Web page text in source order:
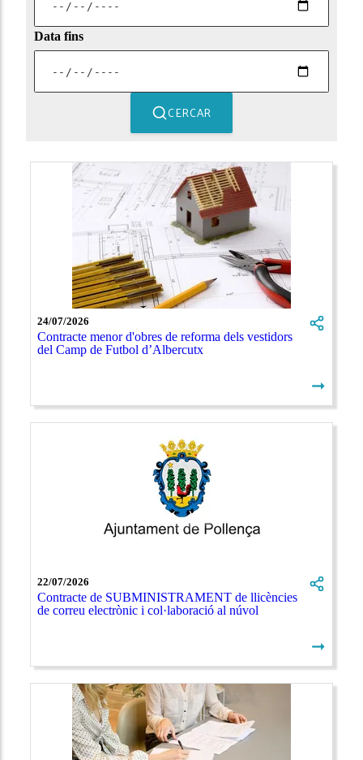
Data fins
CERCAR
24/07/2026
Contracte menor d'obres de reforma dels vestidors
del Camp de Futbol d’Albercutx
➞
22/07/2026
Contracte de SUBMINISTRAMENT de llicències
de correu electrònic i col·laboració al núvol
➞